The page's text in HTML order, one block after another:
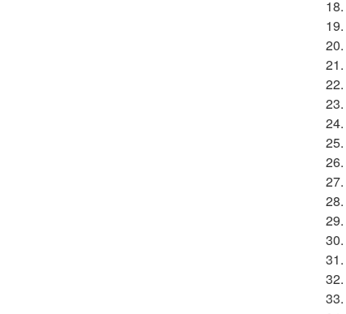
18.
19.
20.
21.
22.
23.
24.
25.
26.
27.
28.
29.
30.
31.
32.
33.